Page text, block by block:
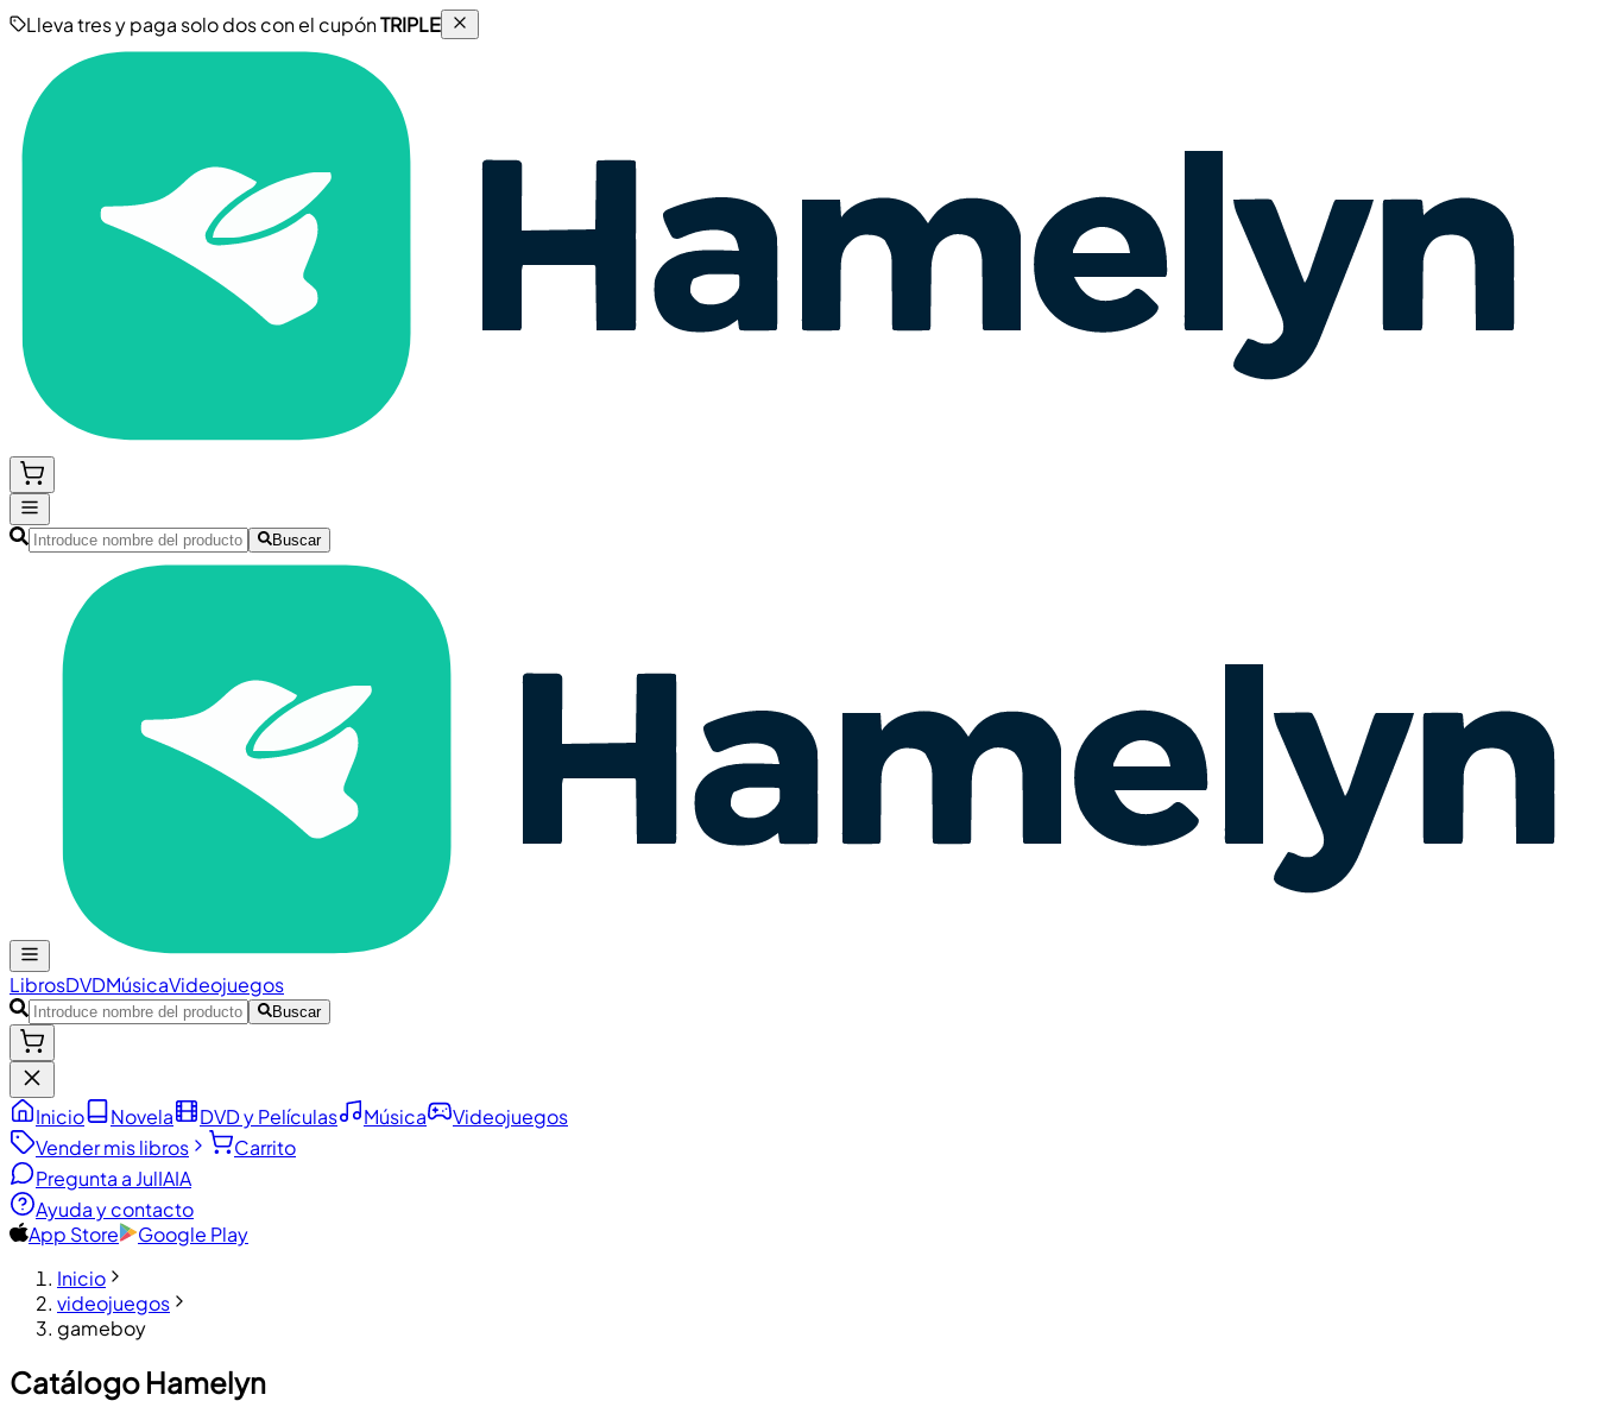
Lleva tres y paga solo dos con el cupónTRIPLE
Buscar
LibrosDVDMúsicaVideojuegos
Buscar
Inicio Novela DVD y Películas Música
Videojuegos
Vender mis libros
Carrito
Pregunta a JulIAIA
Ayuda y contacto
App Store
Google Play
Inicio
videojuegos
gameboy
Catálogo Hamelyn